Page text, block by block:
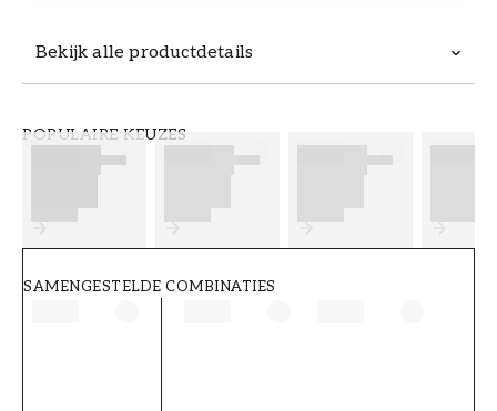
Bekijk alle productdetails
ARTIKELNUMMER
FT38-000-W0000 Wallpassion
POPULAIRE KEUZES
SAMENGESTELDE COMBINATIES